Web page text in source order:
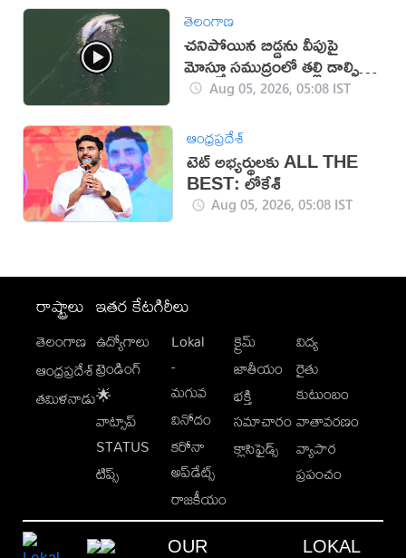
తెలంగాణ
చనిపోయిన బిడ్డను వీపుపై
మోస్తూ సముద్రంలో తల్లి డాల్ఫిన్
(వీడియో)
Aug 05, 2026, 05:08 IST
ఆంధ్రప్రదేశ్
టెట్ అభ్యర్థులకు ALL THE
BEST: లోకేశ్
Aug 05, 2026, 05:08 IST
రాష్ట్రాలు
తెలంగాణ
ఆంధ్రప్రదేశ్
తమిళనాడు
ఇతర కేటగిరీలు
ఉద్యోగాలు
ట్రెండింగ్
🌟
వాట్సాప్
STATUS
టిప్స్
Lokal
-
మగువ
వినోదం
కరోనా
అప్‌డేట్స్
రాజకీయం
క్రైమ్
జాతీయం
భక్తి
సమాచారం
క్లాసిఫైడ్స్
విద్య
రైతు
కుటుంబం
వాతావరణం
వ్యాపార
ప్రపంచం
OUR
LOKAL